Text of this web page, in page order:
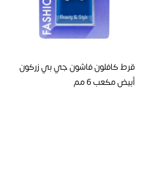
قرط كافلون فاشون جي بي زركون
أبيض مكعب 6 مم